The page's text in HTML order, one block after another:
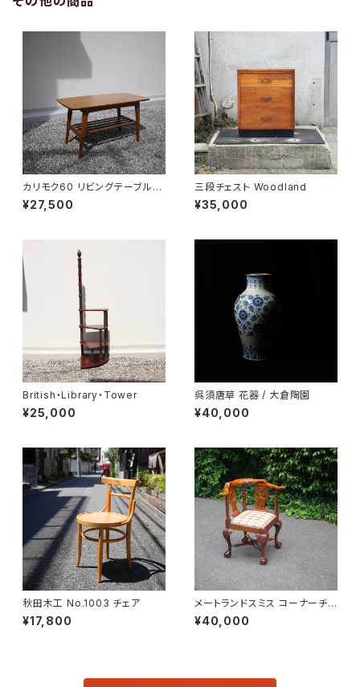
カリモク60 リビングテーブル
小
¥27,500
三段チェスト Woodland
¥35,000
British・Library・Tower
¥25,000
呉須唐草 花器 / 大倉陶園
¥40,000
秋田木工 No.1003 チェア
¥17,800
メートランドスミス コーナーチェ
ア
¥40,000